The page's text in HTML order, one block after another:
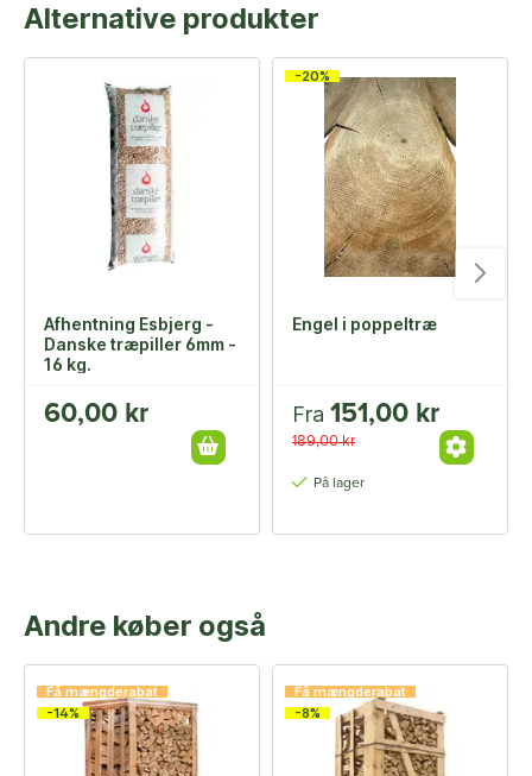
Alternative produkter
Afhentning Esbjerg -
Danske træpiller 6mm -
16 kg.
60,00 kr
-20%
Engel i poppeltræ
Fra 151,00 kr
189,00 kr
På lager
Andre køber også
Få mængderabat
-14%
Få mængderabat
-8%